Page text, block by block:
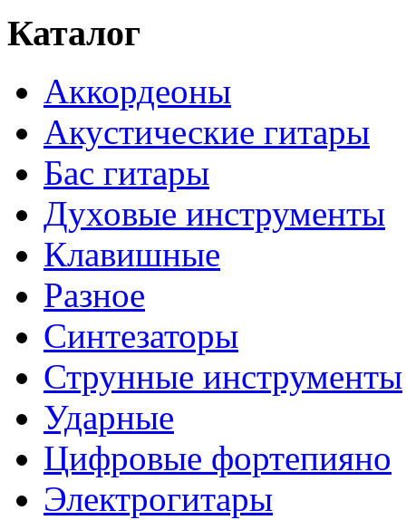
Каталог
Аккордеоны
Акустические гитары
Бас гитары
Духовые инструменты
Клавишные
Разное
Синтезаторы
Струнные инструменты
Ударные
Цифровые фортепияно
Электрогитары